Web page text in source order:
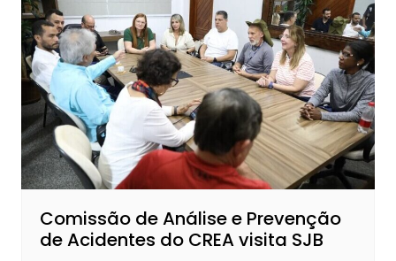
Comissão de Análise e Prevenção
de Acidentes do CREA visita SJB